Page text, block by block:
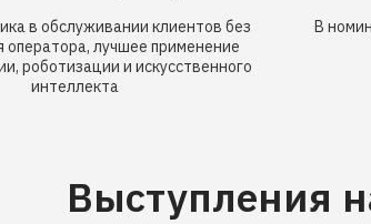
В
в обслуживании клиентов без
оператора, лучшее применение
роботизации и искусственного
интеллекта
Выступления